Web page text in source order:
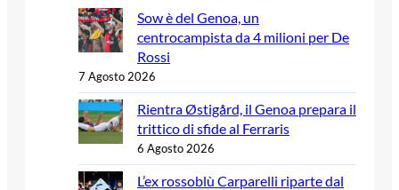
Sow è del Genoa, un
centrocampista da 4 milioni per De
Rossi
7 Agosto 2026
Rientra Østigård, il Genoa prepara il
trittico di sfide al Ferraris
6 Agosto 2026
L’ex rossoblù Carparelli riparte dal